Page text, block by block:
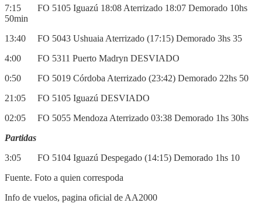
7:15 FO 5105 Iguazú 18:08 Aterrizado 18:07 Demorado 10hs
50min
13:40 FO 5043 Ushuaia Aterrizado (17:15) Demorado 3hs 35
4:00 FO 5311 Puerto Madryn DESVIADO
0:50 FO 5019 Córdoba Aterrizado (23:42) Demorado 22hs 50
21:05 FO 5105 Iguazú DESVIADO
02:05 FO 5055 Mendoza Aterrizado 03:38 Demorado 1hs 30hs
Partidas
3:05 FO 5104 Iguazú Despegado (14:15) Demorado 1hs 10
Fuente. Foto a quien correspoda
Info de vuelos, pagina oficial de AA2000